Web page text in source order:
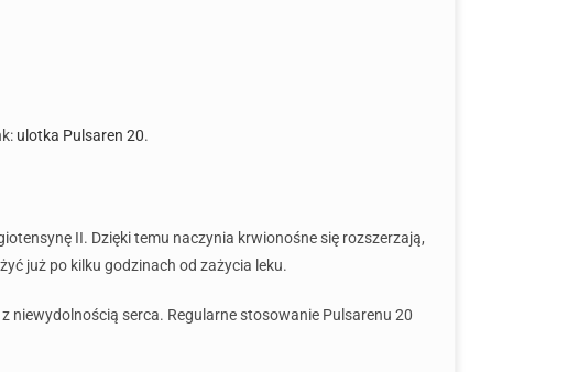
ulotka Pulsaren 20.
II. Dzięki temu naczynia krwionośne się rozszerzają,
już po kilku godzinach od zażycia leku.
niewydolnością serca. Regularne stosowanie Pulsarenu 20